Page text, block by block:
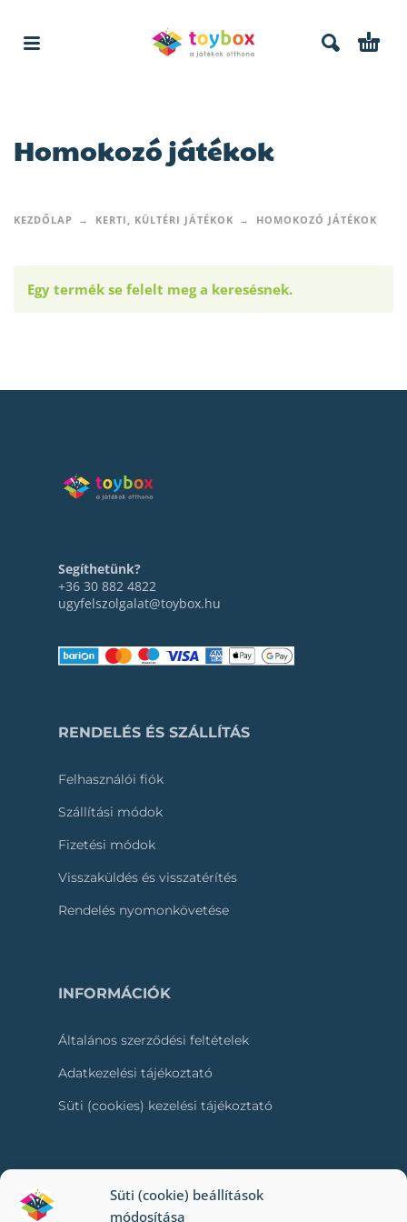
Süti (cookie) beállítások
módosítása
Homokozó játékok
KEZDŐLAP KERTI, KÜLTÉRI JÁTÉKOK HOMOKOZÓ JÁTÉKOK
Egy termék se felelt meg a keresésnek.
Segíthetünk?
+36 30 882 4822
ugyfelszolgalat@toybox.hu
RENDELÉS ÉS SZÁLLÍTÁS
Felhasználói fiók
Szállítási módok
Fizetési módok
Visszaküldés és visszatérítés
Rendelés nyomonkövetése
INFORMÁCIÓK
Általános szerződési feltételek
Adatkezelési tájékoztató
Süti (cookies) kezelési tájékoztató
RÓLUNK